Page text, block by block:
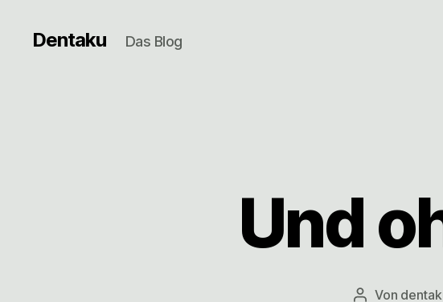
Dentaku Das Blog
Und
Beitragsautor
Von